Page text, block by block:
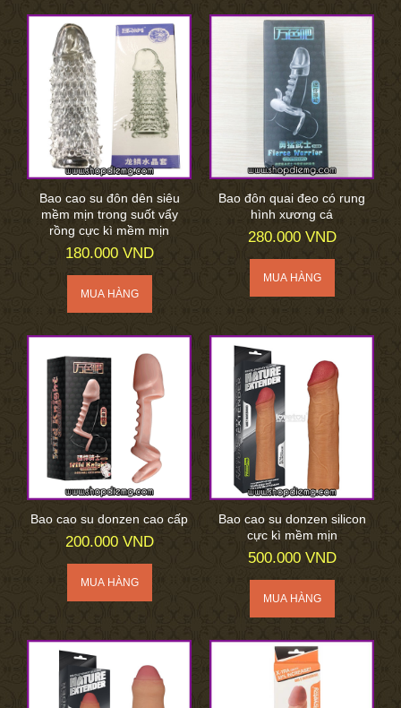
Bao cao su đôn dên siêu
mềm mịn trong suốt vẩy
rồng cực kì mềm mịn
180.000 VND
Bao đôn quai đeo có rung
hình xương cá
280.000 VND
Bao cao su donzen cao cấp
200.000 VND
Bao cao su donzen silicon
cực kì mềm mịn
500.000 VND